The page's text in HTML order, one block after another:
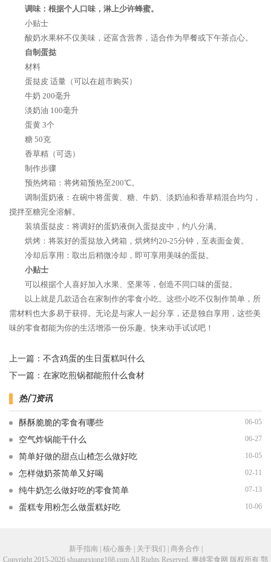
调味：根据个人口味，淋上少许蜂蜜。
小贴士
酸奶水果杯不仅美味，还富含营养，适合作为早餐或下午茶点心。
自制蛋挞
材料
蛋挞皮 适量（可以在超市购买）
牛奶 200毫升
淡奶油 100毫升
蛋黄 3个
糖 50克
香草精（可选）
制作步骤
预热烤箱：将烤箱预热至200℃。
调制蛋奶液：在碗中将蛋黄、糖、牛奶、淡奶油和香草精混合均匀，
搅拌至糖完全溶解。
装填蛋挞皮：将调好的蛋奶液倒入蛋挞皮中，约八分满。
烘烤：将装好的蛋挞放入烤箱，烘烤约20-25分钟，至表面金黄。
冷却后享用：取出后稍微冷却，即可享用美味的蛋挞。
小贴士
可以根据个人喜好加入水果、坚果等，创造不同口味的蛋挞。
以上就是几款适合在家制作的零食小吃。这些小吃不仅制作简单，所
需材料也大多易于获得。无论是与家人一起分享，还是独自享用，这些美
味的零食都能为你的生活增添一份乐趣。快来动手试试吧！
上一篇： 不含鸡蛋的生日蛋糕叫什么
下一篇： 在家吃煎锅都能煎什么食材
热门资讯
酥酥脆脆的零食有哪些 06-05
空气炸锅能干什么 06-27
简单好做的甜点山楂怎么做好吃 10-05
怎样做奶茶简单又好喝 02-11
纯牛奶怎么做好吃的零食简单 07-13
蛋糕专用粉怎么做蛋糕好吃 10-06
新手指南 | 核心服务 | 关于我们 | 商务合作 |
Copyright 2015-2026 shuangxiong168.com All Rights Reserved. 爽雄零食网 版权所有 鄂